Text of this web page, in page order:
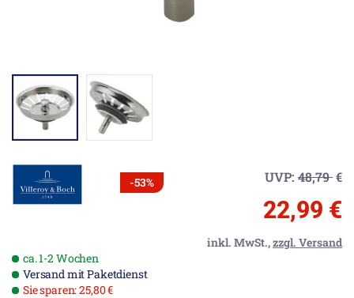
-53% UVP: 48,79€
22,99 €
inkl. MwSt.,zzgl. Versand
ca. 1-2 Wochen
Versand mit Paketdienst
Sie sparen: 25,80 €